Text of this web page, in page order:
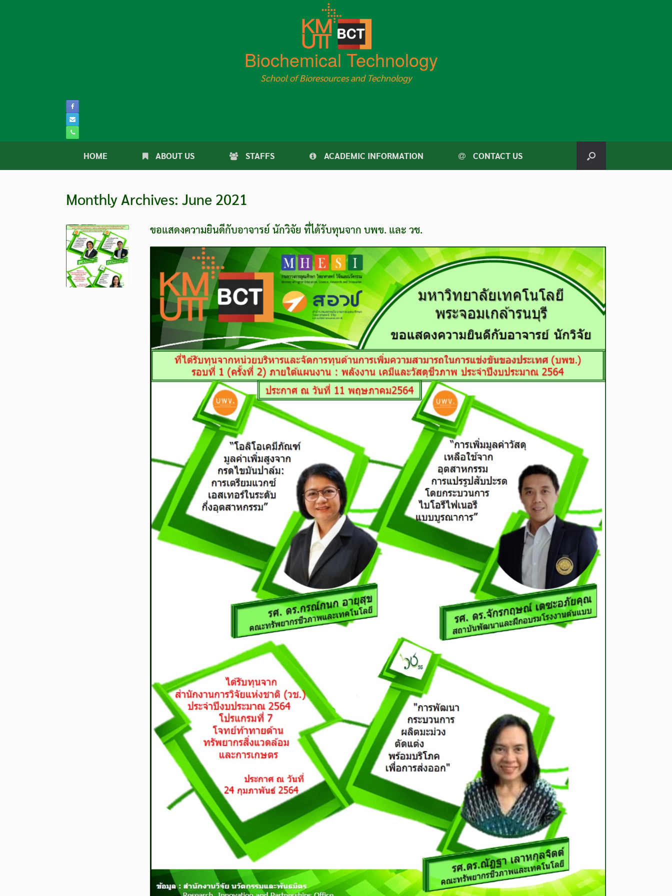
Biochemical Technology
School of Bioresources and Technology
HOME ABOUT US STAFFS ACADEMIC INFORMATION CONTACT US
Monthly Archives: June 2021
ขอแสดงความยินดีกับอาจารย์ นักวิจัย ที่ได้รับทุนจาก บพข. และ วช.